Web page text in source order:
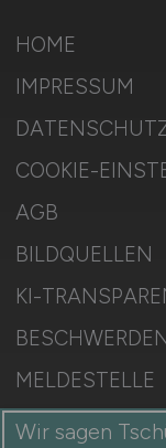
HOME
IMPRESSUM
COOKIE-
AGB
BILDQUELLEN
KI-
MELDESTELLE
SITEMAP
Wir sagen